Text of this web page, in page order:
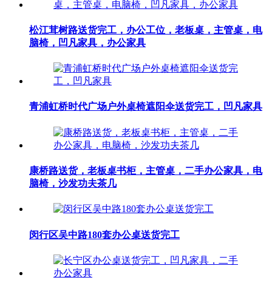
松江茸树路送货完工，办公工位，老板桌，主管桌，电
脑椅，凹凡家具，办公家具
青浦虹桥时代广场户外桌椅遮阳伞送货完工，凹凡家具
康桥路送货，老板桌书柜，主管桌，二手办公家具，电
脑椅，沙发功夫茶几
闵行区吴中路180套办公桌送货完工